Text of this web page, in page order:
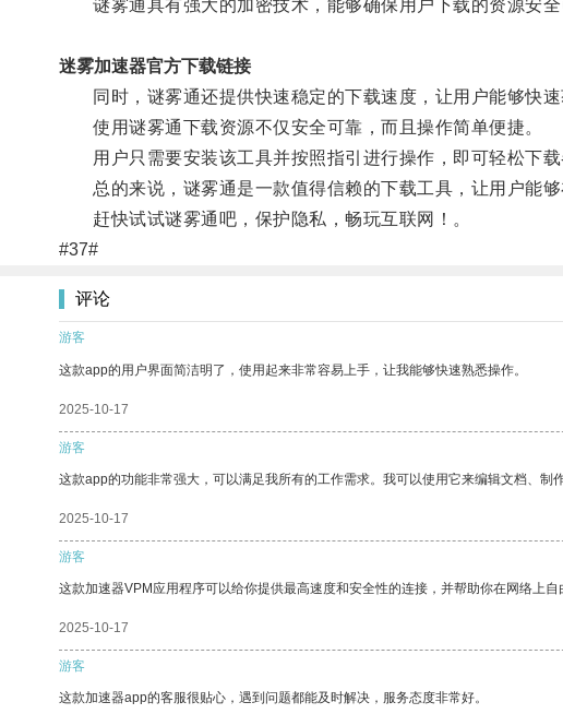
谜雾通具有强大的加密技术，能够确保用户下载的资源安全
迷雾加速器官方下载链接
同时，谜雾通还提供快速稳定的下载速度，让用户能够快速
使用谜雾通下载资源不仅安全可靠，而且操作简单便捷。
用户只需要安装该工具并按照指引进行操作，即可轻松下载
总的来说，谜雾通是一款值得信赖的下载工具，让用户能够
赶快试试谜雾通吧，保护隐私，畅玩互联网！。
#37#
评论
游客
这款app的用户界面简洁明了，使用起来非常容易上手，让我能够快速熟悉操作。
2025-10-17
游客
这款app的功能非常强大，可以满足我所有的工作需求。我可以使用它来编辑文档、制
2025-10-17
游客
这款加速器VPM应用程序可以给你提供最高速度和安全性的连接，并帮助你在网络上自
2025-10-17
游客
这款加速器app的客服很贴心，遇到问题都能及时解决，服务态度非常好。